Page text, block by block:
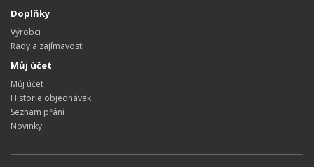
Doplňky
Výrobci
Rady a zajímavosti
Můj účet
Můj účet
Historie objednávek
Seznam přání
Novinky